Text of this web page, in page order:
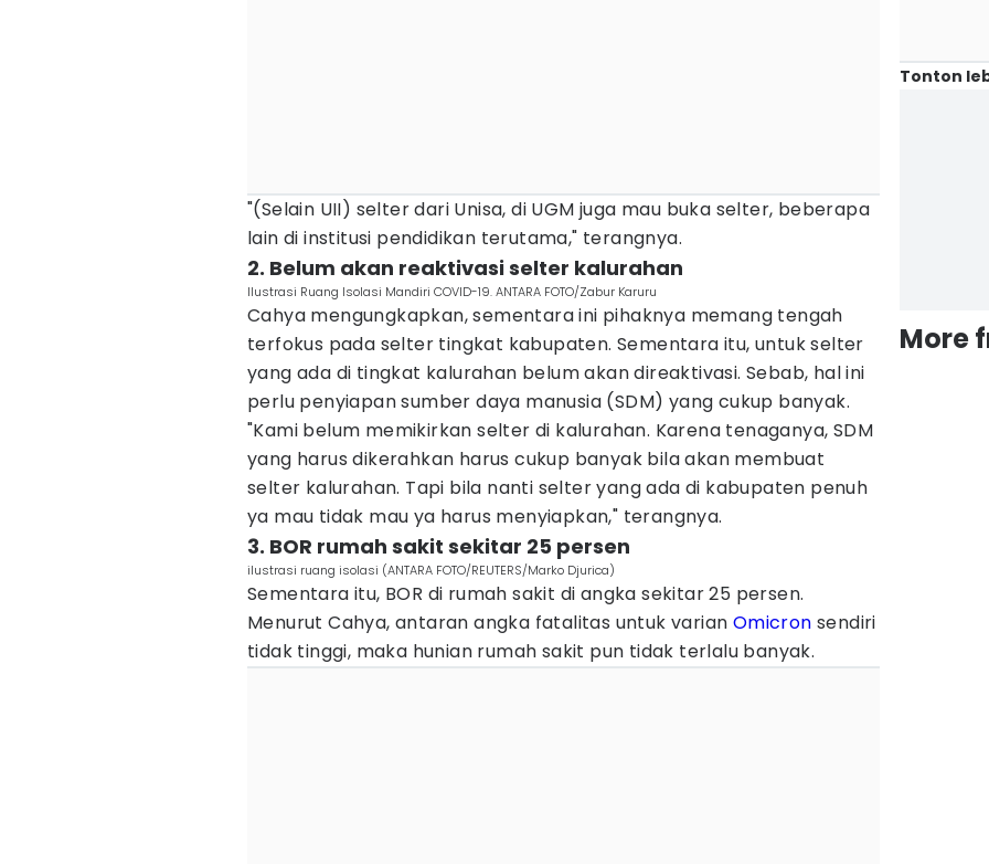
"(Selain UII) selter dari Unisa, di UGM juga mau buka selter, beberapa
lain di institusi pendidikan terutama," terangnya.
2. Belum akan reaktivasi selter kalurahan
Ilustrasi Ruang Isolasi Mandiri COVID-19. ANTARA FOTO/Zabur Karuru
Cahya mengungkapkan, sementara ini pihaknya memang tengah
terfokus pada selter tingkat kabupaten. Sementara itu, untuk selter
yang ada di tingkat kalurahan belum akan direaktivasi. Sebab, hal ini
perlu penyiapan sumber daya manusia (SDM) yang cukup banyak.
"Kami belum memikirkan selter di kalurahan. Karena tenaganya, SDM
yang harus dikerahkan harus cukup banyak bila akan membuat
selter kalurahan. Tapi bila nanti selter yang ada di kabupaten penuh
ya mau tidak mau ya harus menyiapkan," terangnya.
3. BOR rumah sakit sekitar 25 persen
ilustrasi ruang isolasi (ANTARA FOTO/REUTERS/Marko Djurica)
Sementara itu, BOR di rumah sakit di angka sekitar 25 persen.
Menurut Cahya, antaran angka fatalitas untuk varian Omicron sendiri
tidak tinggi, maka hunian rumah sakit pun tidak terlalu banyak.
Tonton
More